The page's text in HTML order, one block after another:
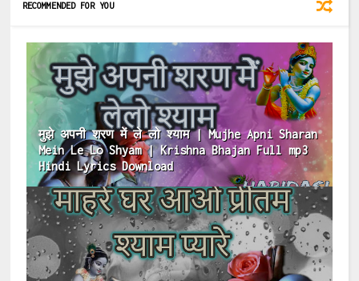
RECOMMENDED FOR YOU
मुझे अपनी शरण में ले लो श्याम | Mujhe Apni Sharan
Mein Le Lo Shyam | Krishna Bhajan Full mp3
Hindi Lyrics Download